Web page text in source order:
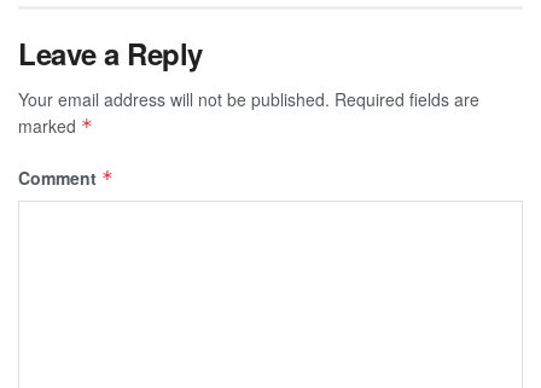
Leave a Reply
Your email address will not be published. Required fields are
marked *
Comment *